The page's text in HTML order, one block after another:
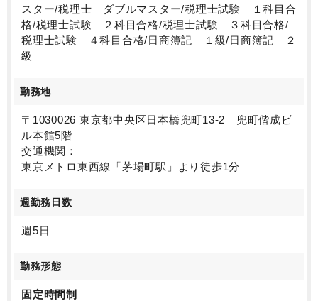
スター/税理士 ダブルマスター/税理士試験 １科目合
格/税理士試験 ２科目合格/税理士試験 ３科目合格/
税理士試験 ４科目合格/日商簿記 １級/日商簿記 ２
級
勤務地
〒1030026 東京都中央区日本橋兜町13-2 兜町偕成ビ
ル本館5階
交通機関：
東京メトロ東西線「茅場町駅」より徒歩1分
週勤務日数
週5日
勤務形態
固定時間制